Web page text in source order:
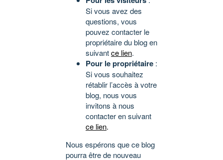
Si vous avez des
questions, vous
pouvez contacter le
propriétaire du blog en
suivantce lien.
Pour le propriétaire :
Si vous souhaitez
rétablir l’accès à votre
blog, nous vous
invitons à nous
contacter en suivant
ce lien.
Nous espérons que ce blog
pourra être de nouveau